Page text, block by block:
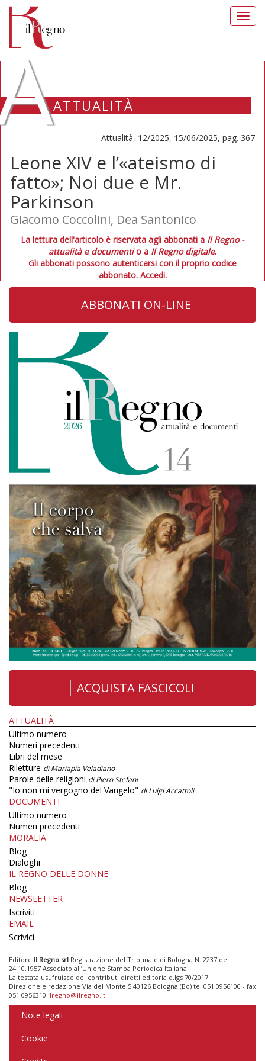
ATTUALITÀ
Attualità, 12/2025, 15/06/2025, pag. 367
Leone XIV e l’«ateismo di
fatto»; Noi due e Mr.
Parkinson
Giacomo Coccolini, Dea Santonico
La lettura dell'articolo è riservata agli abbonati a Il Regno -
attualità e documentio a Il Regno digitale.
Gli abbonati possono autenticarsi con il proprio codice
abbonato. Accedi.
ABBONATI ON-LINE
ACQUISTA FASCICOLI
ATTUALITÀ
Ultimo numero
Numeri precedenti
Libri del mese
Riletture di Mariapia Veladiano
Parole delle religioni di Piero Stefani
"Io non mi vergogno del Vangelo" di Luigi Accattoli
DOCUMENTI
Ultimo numero
Numeri precedenti
MORALIA
Blog
Dialoghi
IL REGNO DELLE DONNE
Blog
NEWSLETTER
Iscriviti
EMAIL
Scrivici
Editore Il Regno srl Registrazione del Tribunale di Bologna N. 2237 del
24.10.1957 Associato all’Unione Stampa Periodica Italiana
La testata usufruisce dei contributi diretti editoria d.lgs 70/2017
Direzione e redazione Via del Monte 5 40126 Bologna (Bo) tel 051 0956100 - fax
051 0956310 ilregno@ilregno.it
Note legali
Cookie